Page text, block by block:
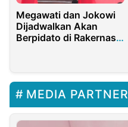
Megawati dan Jokowi
Dijadwalkan Akan
Berpidato di Rakernas
MEDIA PARTNER